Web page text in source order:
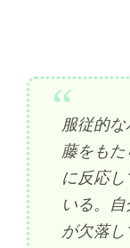
服従的
藤をも
に反応し
いる。
が欠落